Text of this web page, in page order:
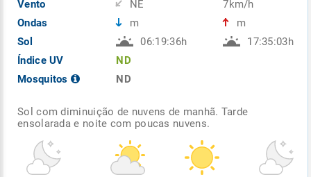
Vento
Ondas
Sol
Índice UV
Mosquitos
NE
m
06:19:36h
ND
ND
7km/h
m
17:35:03h
Sol com diminuição de nuvens de manhã. Tarde
ensolarada e noite com poucas nuvens.